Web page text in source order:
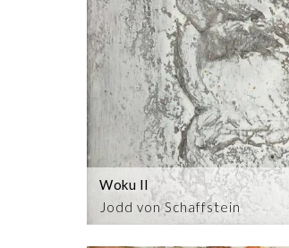
Jodd von Schaffstein
Woku II